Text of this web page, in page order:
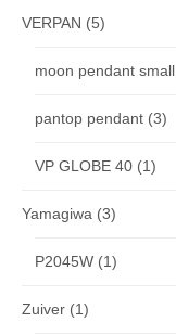
VERPAN (5)
moon pendant small
pantop pendant (3)
VP GLOBE 40 (1)
Yamagiwa (3)
P2045W (1)
Zuiver (1)